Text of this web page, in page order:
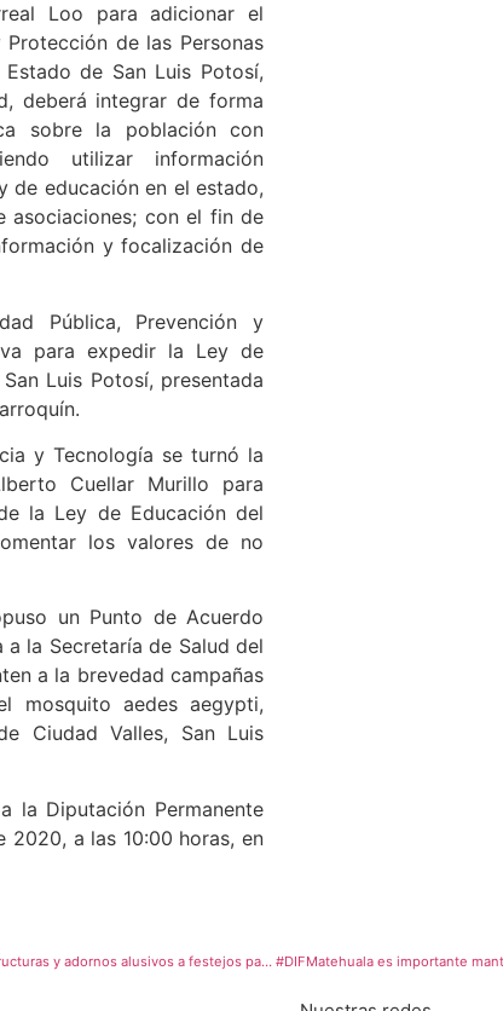
Loo para adicionar el
de las Personas
de San Luis Potosí,
deberá integrar de forma
sobre la población con
utilizar información
de educación en el estado,
asociaciones; con el fin de
y focalización de
Pública, Prevención y
para expedir la Ley de
Luis Potosí, presentada
y Tecnología se turnó la
Cuellar Murillo para
la Ley de Educación del
los valores de no
un Punto de Acuerdo
la Secretaría de Salud del
a la brevedad campañas
mosquito aedes aegypti,
Ciudad Valles, San Luis
la Diputación Permanente
2020, a las 10:00 horas, en
Dirección de Servicios Municipales de #SGS colocó estructuras y adornos alusivos a festejos patrios en el exterior de la presidencia municipal